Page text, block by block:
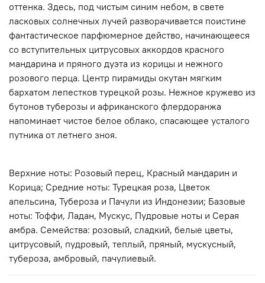
оттенка. Здесь, под чистым синим небом, в свете
ласковых солнечных лучей разворачивается поистине
фантастическое парфюмерное действо, начинающееся
со вступительных цитрусовых аккордов красного
мандарина и пряного дуэта из корицы и нежного
розового перца. Центр пирамиды окутан мягким
бархатом лепестков турецкой розы. Нежное кружево из
бутонов туберозы и африканского флердоранжа
напоминает чистое белое облако, спасающее усталого
путника от летнего зноя.
Верхние ноты: Розовый перец, Красный мандарин и
Корица; Средние ноты: Турецкая роза, Цветок
апельсина, Тубероза и Пачули из Индонезии; Базовые
ноты: Тоффи, Ладан, Мускус, Пудровые ноты и Серая
амбра. Семейства: розовый, сладкий, белые цветы,
цитрусовый, пудровый, теплый, пряный, мускусный,
тубероза, амбровый, пачулиевый.